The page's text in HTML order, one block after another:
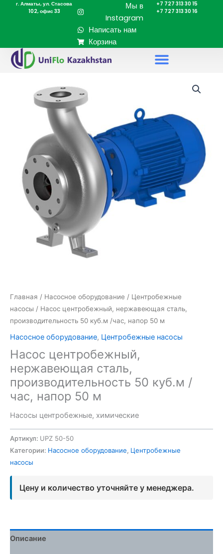
Перейтиг. Алматы, ул. Стасова
102, офис 33
Мы в
Instagram
Написать нам
Корзина
+7 727 313 30 15
+7 727 313 30 16
Главная / Насосное оборудование / Центробежные
насосы / Насос центробежный, нержавеющая сталь,
производительность 50 куб.м /час, напор 50 м
Насосное оборудование, Центробежные насосы
Насос центробежный,
нержавеющая сталь,
производительность 50 куб.м /
час, напор 50 м
Насосы центробежные, химические
Артикул: UPZ 50-50
Категории: Насосное оборудование, Центробежные
насосы
Цену и количество уточняйте у менеджера.
Описание